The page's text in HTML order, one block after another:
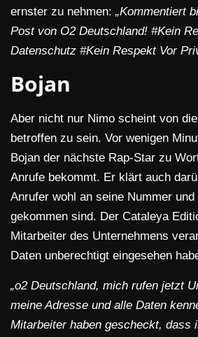
ernster zu nehmen: „Kommentiert
Post von O2 Deutschland! #Kein
Datenschutz #Kein Respekt Vor
Bojan
Aber nicht nur Nimo scheint von
betroffen zu sein. Vor wenigen
Bojan der nächste Rap-Star zu
Anrufe bekommt. Er klärt auch
Anrufer wohl an seine Nummer
gekommen sind. Der Cataleya
Mitarbeiter des Unternehmens
Daten unberechtigt eingesehen
„o2 Deutschland, mich rufen jetzt
meine Adresse und alle Daten
Mitarbeiter haben gescheckt, dass